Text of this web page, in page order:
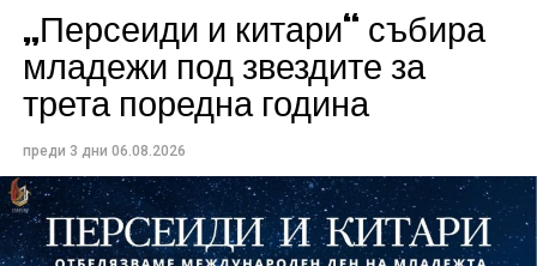
Всички събития ще се проведат в парк „Максим
Райкович“, срещу часовниковата кула, с вход
свободен. Програмата ще започне на 12 август с
изпълнители GoGo, Toria, ZoV & Vakavliev.
„Персеиди и китари“ събира
младежи под звездите за
трета поредна година
преди 3 дни 06.08.2026